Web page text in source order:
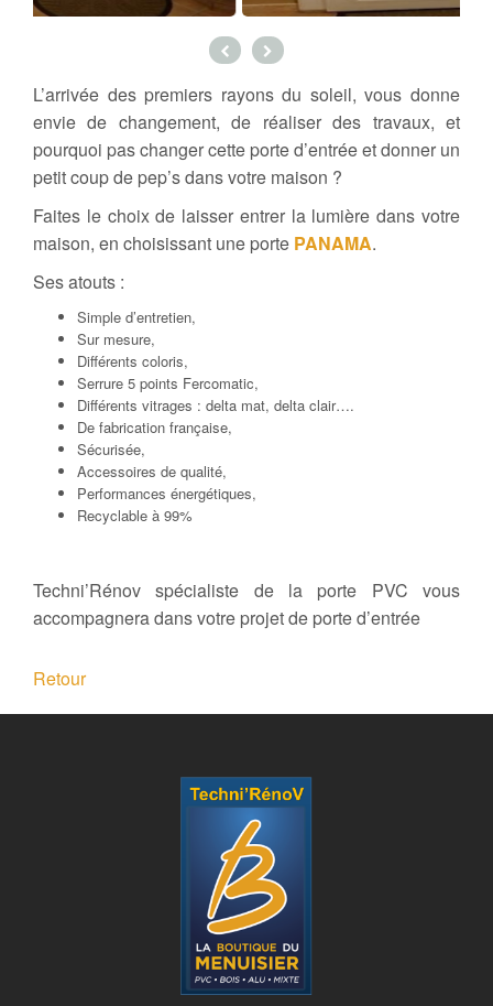
L’arrivée des premiers rayons du soleil, vous donne
envie de changement, de réaliser des travaux, et
pourquoi pas changer cette porte d’entrée et donner un
petit coup de pep’s dans votre maison ?
Faites le choix de laisser entrer la lumière dans votre
maison, en choisissant une porte PANAMA.
Ses atouts :
Simple d’entretien,
Sur mesure,
Différents coloris,
Serrure 5 points Fercomatic,
Différents vitrages : delta mat, delta clair….
De fabrication française,
Sécurisée,
Accessoires de qualité,
Performances énergétiques,
Recyclable à 99%
Techni’Rénov spécialiste de la porte PVC vous
accompagnera dans votre projet de porte d’entrée
Retour